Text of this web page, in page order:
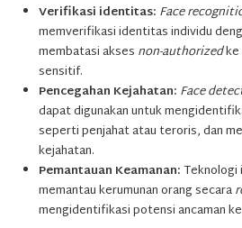
Verifikasi identitas: Face
memverifikasi identitas individu
membatasi akses non-authorizedke
sensitif.
Pencegahan Kejahatan: Face
dapat digunakan untuk
seperti penjahat atau teroris, dan
kejahatan.
Pemantauan Keamanan:Teknologi
memantau kerumunan orang secara
mengidentifikasi potensi ancaman